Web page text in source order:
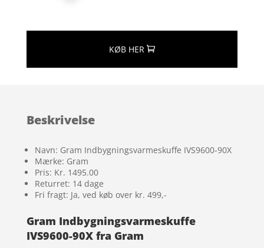
KØB HER
Beskrivelse
Navn: Gram Indbygningsvarmeskuffe IVS9600-90X
Mærke: Gram
Pris: Kr. 1495.00
Returret: 14 dage
Fri fragt: Ja, ved køb over kr. 499,-
Gram Indbygningsvarmeskuffe
IVS9600-90X fra Gram